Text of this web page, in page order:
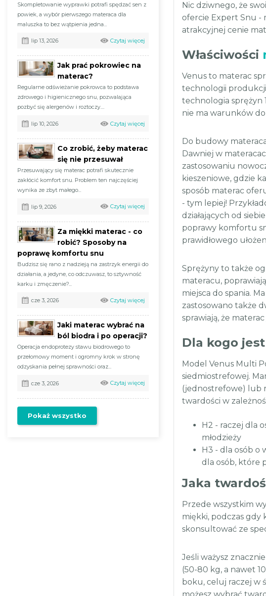
Skompletowanie wyprawki potrafi spędzać sen z
powiek, a wybór pierwszego materaca dla
maluszka to bez wątpienia jedna...
lip 13, 2026 Czytaj więcej
Jak prać pokrowiec na
materac?
Regularne odświeżanie pokrowca to podstawa
zdrowego i higienicznego snu, pozwalająca
pozbyć się alergenów i roztoczy....
lip 10, 2026 Czytaj więcej
Co zrobić, żeby materac
się nie przesuwał
Przesuwający się materac potrafi skutecznie
zakłócić komfort snu. Problem ten najczęściej
wynika ze zbyt małego...
lip 9, 2026 Czytaj więcej
Za miękki materac - co
robić? Sposoby na
poprawę komfortu snu
Budzisz się rano z nadzieją na zastrzyk energii do
działania, a jedyne, co odczuwasz, to sztywność
karku i zmęczenie?...
cze 3, 2026 Czytaj więcej
Jaki materac wybrać na
ból biodra i po operacji?
Operacja endoprotezy stawu biodrowego to
przełomowy moment i ogromny krok w stronę
odzyskania pełnej sprawności oraz...
cze 3, 2026 Czytaj więcej
Pokaż wszystko
Nic dziwnego, że
ofercie Expert Snu -
atrakcyjnej cenie
Właściwości
Venus to materac
technologii produkcji
technologia sprężyn
nie ma warunków
Do budowy
Dawniej w
zastosowaniu
kieszeniowe, gdzie
sposób materac
- tym lepiej!
działających od
poprawy komfortu
prawidłowego
Sprężyny to także
materacu,
miejsca do spania.
zastosowano także
sprawiają, że
Dla kogo
Model Venus Multi
siedmiostrefowej.
(jednostrefowe) lub
twardości w
H2 - raczej dla
młodzieży
H3 - dla osób o
dla osób, które
Jaka
Przede wszystkim
miękki, podczas gdy
skonsultować ze
Jeśli ważysz
(50-80 kg, a nawet
boku, celuj raczej w